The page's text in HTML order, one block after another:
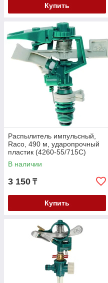
Купить
Распылитель импульсный,
Raco, 490 м, ударопрочный
пластик (4260-55/715C)
В наличии
3 150 ₸
Купить